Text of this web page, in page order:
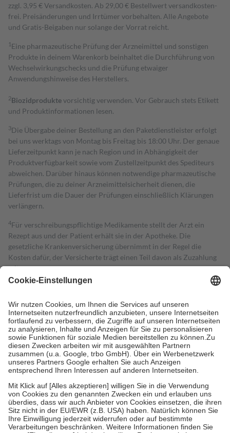
zzgl. 3,95 € Versandkosten. Ab 29,00 € Bestell­wert versand­kosten­
frei. Preisänderungen und Irrtümer vorbehalten. Alle Angebote
und Gratis-Beigaben nur solange der Vorrat reicht.
1 Eine pharmazeutische Prüfung der Arzneimittel und sonstigen
Produkte in deinem Warenkorb beinhaltet die Durchführung von
Wechselwirkungschecks und die Prüfung etwaiger
Anwendungshinweise des Herstellers.
2Biozidproduktevorsichtig verwenden. Vor Gebrauch stets Etikett
und Produktinformationen lesen.
3Die Übergabe deiner Bestellung an den Paketdienstleister erfolgt
bei uns werktags von Montag bis Freitag bis 18:00 Uhr. Der genaue
Lieferzeitpunkt kann je nach Region und in Abhängigkeit der
Produktverfügbarkeit sowie vom Zustellzeitpunkt des Spediteurs
abweichen. Darüber hinaus können notwendige pharmazeutische
Prüfungen, die zu deiner Arzneimittelsicherheit dienen, die
Lieferfrist um die Dauer der Prüfungen einschließlich Klärungen
verlängern.
4Für verschreibungspflichtige Medikamente stellt der Arzt ein
Rezept aus und der Patient erhält sie in der Apotheke. Die
gesetzliche Krankenversicherung übernimmt in der Regel die
Kosten dafür, der Versicherte trägt einen Teil davon als Zuzahlung
mit.
Grundsätzlich leisten Mitglieder Zuzahlungen in Höhe von zehn
höchstens zehn Euro.
Es sind jedoch nie mehr als die tatsächlichen
Kosten der Leistung zu entrichten.
Diese Regeln gelten grundsätzlich auch für Online-Apotheken.
Bei Heilmitteln und häuslicher Krankenpflege beträgt die
Zuzahlung zehn Prozent der Kosten sowie zehn Euro je
Verordnung.
Um das Engagement der Versicherten für ihre eigene Gesundheit zu
stärken und die besondere Stellung der Familie zu unterstützen,
fallenkeine Zuzahlungenan bei:
• Kindern und Jugendlichen bis zum vollendeten 18. Lebensjahr
mit Ausnahme der Fahrkosten
• Untersuchungen zur Vorsorge und Früherkennung, die von der
GKV getragen werden